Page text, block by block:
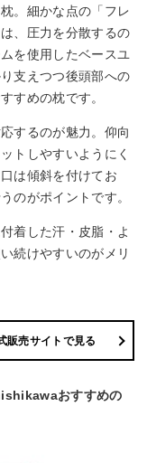
。細かな点の「フレ
、圧力を分散するの
を使用したベースユ
支えつつ後頭部への
すめの枕です。
するのが魅力。仰向
トしやすいようにく
は傾斜を付けてお
のがポイントです。
着した汗・皮脂・よ
続けやすいのがメリ
販売サイトで見る
おすすめの